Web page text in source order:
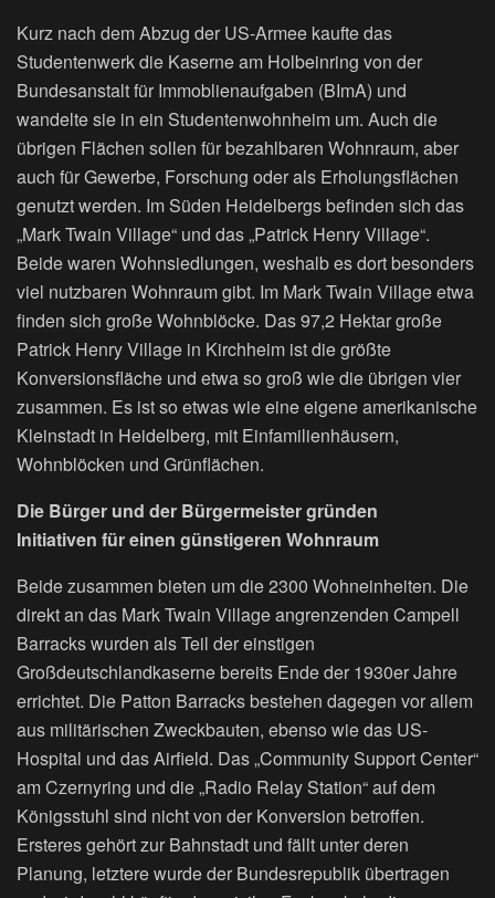
Kurz nach dem Abzug der US-Armee kaufte das
Studentenwerk die Kaserne am Holbeinring von der
Bundesanstalt für Immoblienaufgaben (BImA) und
wandelte sie in ein Studentenwohnheim um. Auch die
übrigen Flächen sollen für bezahlbaren Wohnraum, aber
auch für Gewerbe, Forschung oder als Erholungsflächen
genutzt werden. Im Süden Heidelbergs befinden sich das
„Mark Twain Village“ und das „Patrick Henry Village“.
Beide waren Wohnsiedlungen, weshalb es dort besonders
viel nutzbaren Wohnraum gibt. Im Mark Twain Village etwa
finden sich große Wohnblöcke. Das 97,2 Hektar große
Patrick Henry Village in Kirchheim ist die größte
Konversionsfläche und etwa so groß wie die übrigen vier
zusammen. Es ist so etwas wie eine eigene amerikanische
Kleinstadt in Heidelberg, mit Einfamilienhäusern,
Wohnblöcken und Grünflächen.
Die Bürger und der Bürgermeister gründen
Initiativen für einen günstigeren Wohnraum
Beide zusammen bieten um die 2300 Wohneinheiten. Die
direkt an das Mark Twain Village angrenzenden Campell
Barracks wurden als Teil der einstigen
Großdeutschlandkaserne bereits Ende der 1930er Jahre
errichtet. Die Patton Barracks bestehen dagegen vor allem
aus militärischen Zweckbauten, ebenso wie das US-
Hospital und das Airfield. Das „Community Support Center“
am Czernyring und die „Radio Relay Station“ auf dem
Königsstuhl sind nicht von der Konversion betroffen.
Ersteres gehört zur Bahnstadt und fällt unter deren
Planung, letztere wurde der Bundesrepublik übertragen